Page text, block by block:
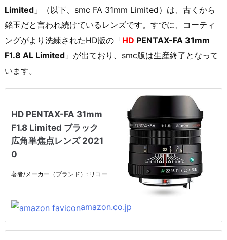
Limited 」（以下、smc FA 31mm Limited）は、古くから
銘玉だと言われ続けているレンズです。すでに、コーティ
ングがより洗練されたHD版の「HD PENTAX-FA 31mm
F1.8 AL Limited 」が出ており、smc版は生産終了となって
います。
HD PENTAX-FA 31mm
F1.8 Limited ブラック
広角単焦点レンズ 2021
0
著者/メーカー（ブランド）: リコー
amazon.co.jp